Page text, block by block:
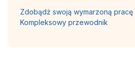
Zdobądź swoją wymarzoną pracę
Kompleksowy przewodnik